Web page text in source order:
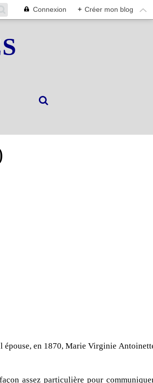
Connexion + Créer mon blog
épouse, en 1870, Marie Virginie
assez particulière pour